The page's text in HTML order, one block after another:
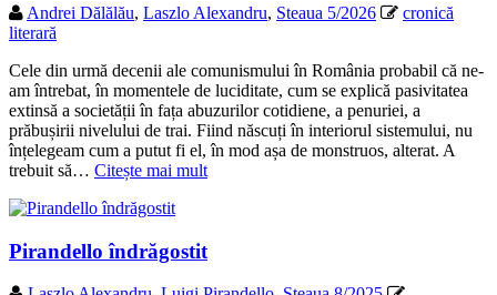
Andrei Dălălău, Laszlo Alexandru, Steaua 5/2026
cronică
literară
Cele din urmă decenii ale comunismului în România probabil că ne-
am întrebat, în momentele de luciditate, cum se explică pasivitatea
extinsă a societății în fața abuzurilor cotidiene, a penuriei, a
prăbușirii nivelului de trai. Fiind născuți în interiorul sistemului, nu
înțelegeam cum a putut fi el, în mod așa de monstruos, alterat. A
trebuit să… Citește mai mult
Pirandello îndrăgostit